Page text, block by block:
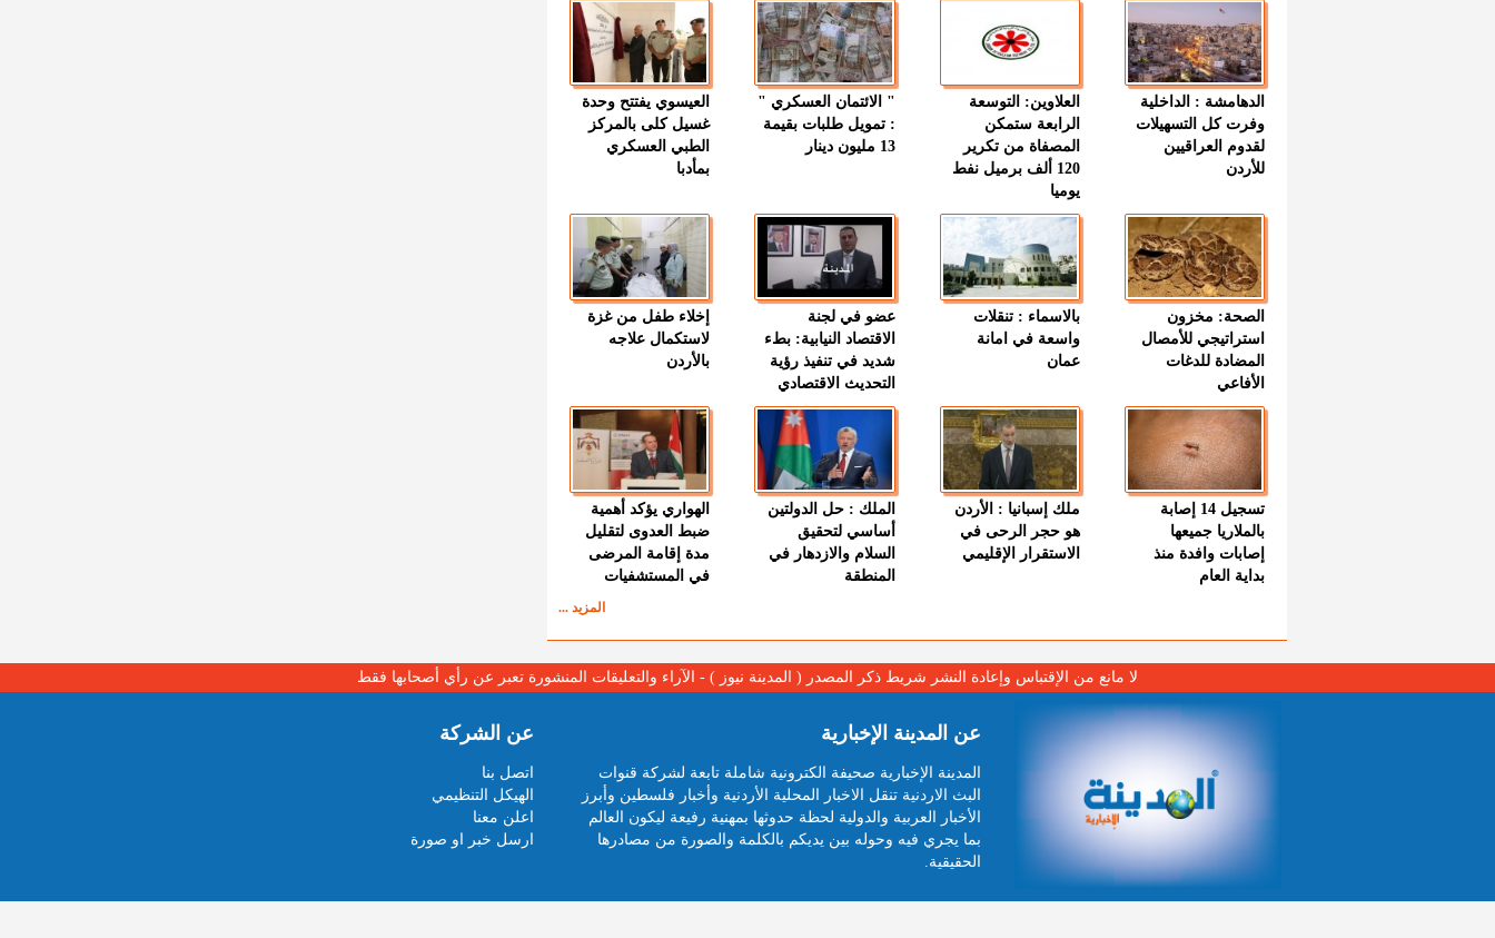
الدهامشة : الداخلية
وفرت كل التسهيلات
لقدوم العراقيين
للأردن
العلاوين: التوسعة
الرابعة ستمكن
المصفاة من تكرير
120 ألف برميل نفط
يوميا
" الائتمان العسكري "
: تمويل طلبات بقيمة
13 مليون دينار
العيسوي يفتتح وحدة
غسيل كلى بالمركز
الطبي العسكري
بمأدبا
الصحة: مخزون
استراتيجي للأمصال
المضادة للدغات
الأفاعي
بالاسماء : تنقلات
واسعة في امانة
عمان
عضو في لجنة
الاقتصاد النيابية: بطء
شديد في تنفيذ رؤية
التحديث الاقتصادي
إخلاء طفل من غزة
لاستكمال علاجه
بالأردن
تسجيل 14 إصابة
بالملاريا جميعها
إصابات وافدة منذ
بداية العام
ملك إسبانيا : الأردن
هو حجر الرحى في
الاستقرار الإقليمي
الملك : حل الدولتين
أساسي لتحقيق
السلام والازدهار في
المنطقة
الهواري يؤكد أهمية
ضبط العدوى لتقليل
مدة إقامة المرضى
في المستشفيات
المزيد ...
لا مانع من الإقتباس وإعادة النشر شريط ذكر المصدر ( المدينة نيوز ) - الآراء والتعليقات المنشورة تعبر عن رأي أصحابها فقط
عن المدينة الإخبارية
المدينة الإخبارية صحيفة الكترونية شاملة تابعة لشركة قنوات
البث الاردنية تنقل الاخبار المحلية الأردنية وأخبار فلسطين وأبرز
الأخبار العربية والدولية لحظة حدوثها بمهنية رفيعة ليكون العالم
بما يجري فيه وحوله بين يديكم بالكلمة والصورة من مصادرها
الحقيقية.
عن الشركة
اتصل بنا
الهيكل التنظيمي
اعلن معنا
ارسل خبر او صورة